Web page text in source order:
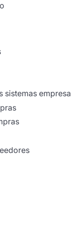
sistemas